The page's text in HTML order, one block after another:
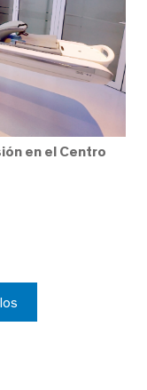
en el Centro